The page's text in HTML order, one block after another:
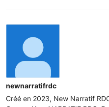
newnarratifrdc
Créé en 2023, New Narratif